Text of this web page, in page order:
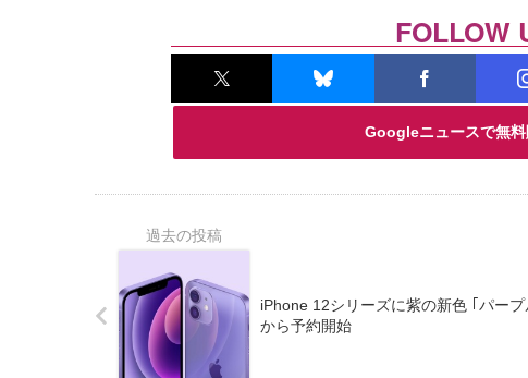
Googleニュースで無料
FOLLOW
iPhone 12シリーズに紫の新色 ｢パー
から予約開始